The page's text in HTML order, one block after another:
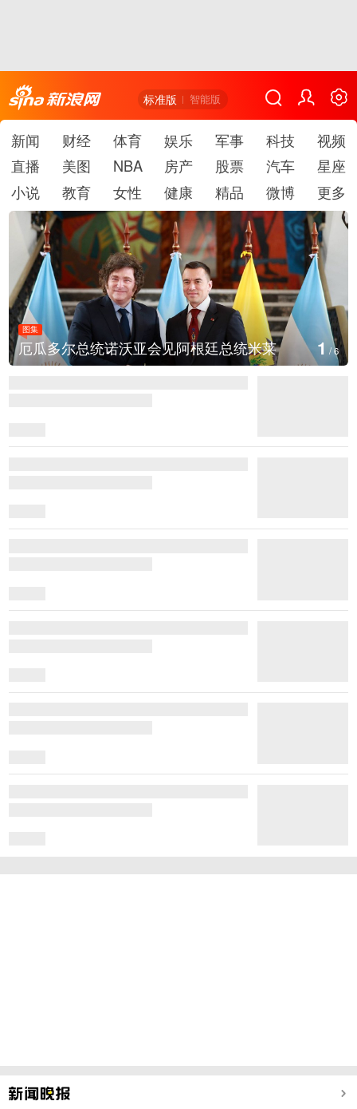
标准版 智能版
新闻 财经 体育 娱乐 军事 科技
视频
直播
美图 NBA 房产 股票 汽车
星座
小说
教育 女性 健康 精品 微博 更多
图集
厄瓜多尔总统诺沃亚会见阿根廷总统米莱 1/6